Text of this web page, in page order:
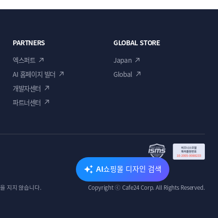
PARTNERS
엑스퍼트
AI 홈페이지 빌더
개발자센터
파트너센터
GLOBAL STORE
Japan
Global
지지 않습니다. Copyright ⓒ Cafe24 Corp. All Rights Reserved.
AI쇼핑몰 디자인 검색